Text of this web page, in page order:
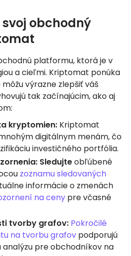
obchodný
platformu, ktorá je v
a cieľmi. Kriptomat ponúka
výrazne zlepšiť váš
tak začínajúcim, ako aj
kryptomien: Kriptomat
digitálnym menám, čo
investičného portfólia.
Sledujteobľúbené
zoznamu sledovaných
informácie o zmenách
na ceny pre včasné
tvorby grafov: Pokročilé
na tvorbu grafov podporujú
pre obchodníkov na